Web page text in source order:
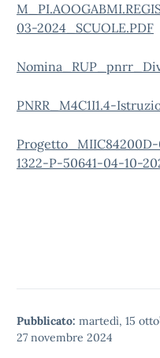
03-2024_SCUOLE.PDF
PNRR_M4C1I1.4-
Progetto_MIIC84200D-
1322-P-50641-04-10-
Pubblicato: martedì, 15
27 novembre 2024